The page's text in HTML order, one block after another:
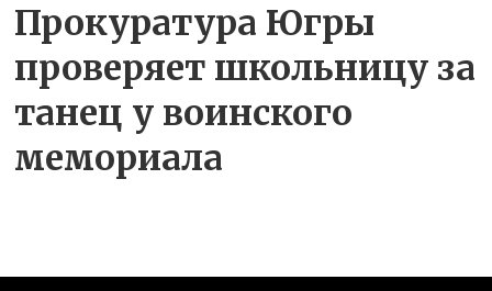
Прокуратура Югры
проверяет школьницу за
танец у воинского
мемориала